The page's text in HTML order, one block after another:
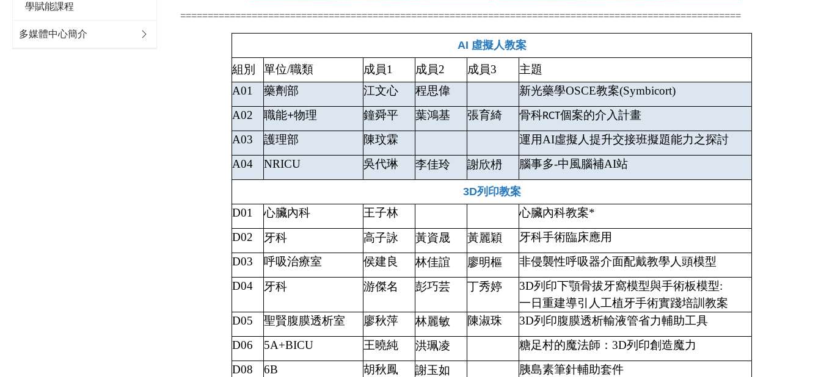
學賦能課程
多媒體中心簡介
======================================================================================================
AI 虛擬人教案
組別 單位/職類 成員1 成員2 成員3
主題
A01
藥劑部 江文心 程思偉
新光藥學OSCE教案(Symbicort)
A02
職能+物理 鐘舜平 葉鴻基 張育綺 骨科RCT個案的介入計畫
A03
護理部 陳玟霖
運用AI虛擬人提升交接班擬題能力之探討
A04
NRICU 吳代琳 李佳玲 謝欣枬 腦事多-中風腦補AI站
3D列印教案
D01 心臟內科 王子林
心臟內科教案*
D02
牙科 高子詠 黃資晟 黃麗穎
牙科手術臨床應用
D03
呼吸治療室 侯建良 林佳誼 廖明樞
非侵襲性呼吸器介面配戴教學人頭模型
D04
牙科 游傑名 彭巧芸 丁秀婷
3D列印下顎骨拔牙窩模型與手術板模型:
一日重建導引人工植牙手術實踐培訓教案
D05
聖賢腹膜透析室 廖秋萍 林麗敏 陳淑珠
3D列印腹膜透析輸液管省力輔助工具
D06
5A+BICU 王曉純 洪珮凌
糖足村的魔法師：3D列印創造魔力
D08
6B 胡秋鳳 謝玉如 胰島素筆針輔助套件